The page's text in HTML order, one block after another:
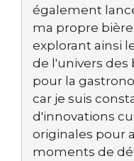
également
ma propre
explorant ainsi
de l'univers des
pour la
car je suis
d'innovations
originales pour
moments de